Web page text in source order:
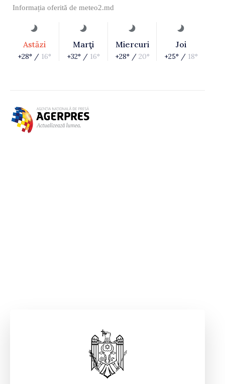
Informația oferită de meteo2.md
Astăzi
+28° / 16°
Marţi
+32° / 16°
Miercuri
+28° / 20°
Joi
+25° / 18°